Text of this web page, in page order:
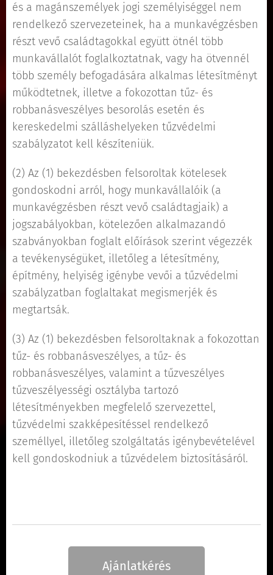
és a magánszemélyek jogi személyiséggel nem
rendelkező szervezeteinek, ha a munkavégzésben
részt vevő családtagokkal együtt ötnél több
munkavállalót foglalkoztatnak, vagy ha ötvennél
több személy befogadására alkalmas létesítményt
működtetnek, illetve a fokozottan tűz- és
robbanásveszélyes besorolás esetén és
kereskedelmi szálláshelyeken tűzvédelmi
szabályzatot kell készíteniük.
(2) Az (1) bekezdésben felsoroltak kötelesek
gondoskodni arról, hogy munkavállalóik (a
munkavégzésben részt vevő családtagjaik) a
jogszabályokban, kötelezően alkalmazandó
szabványokban foglalt előírások szerint végezzék
a tevékenységüket, illetőleg a létesítmény,
építmény, helyiség igénybe vevői a tűzvédelmi
szabályzatban foglaltakat megismerjék és
megtartsák.
(3) Az (1) bekezdésben felsoroltaknak a fokozottan
tűz- és robbanásveszélyes, a tűz- és
robbanásveszélyes, valamint a tűzveszélyes
tűzveszélyességi osztályba tartozó
létesítményekben megfelelő szervezettel,
tűzvédelmi szakképesítéssel rendelkező
személlyel, illetőleg szolgáltatás igénybevételével
kell gondoskodniuk a tűzvédelem biztosításáról.
Ajánlatkérés